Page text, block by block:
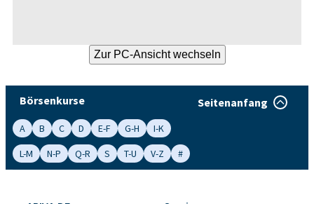
Börsenkurse Seitenanfang
A B C D E-F G-H
I-K
L-M
N-P Q-R S T-U V-Z #